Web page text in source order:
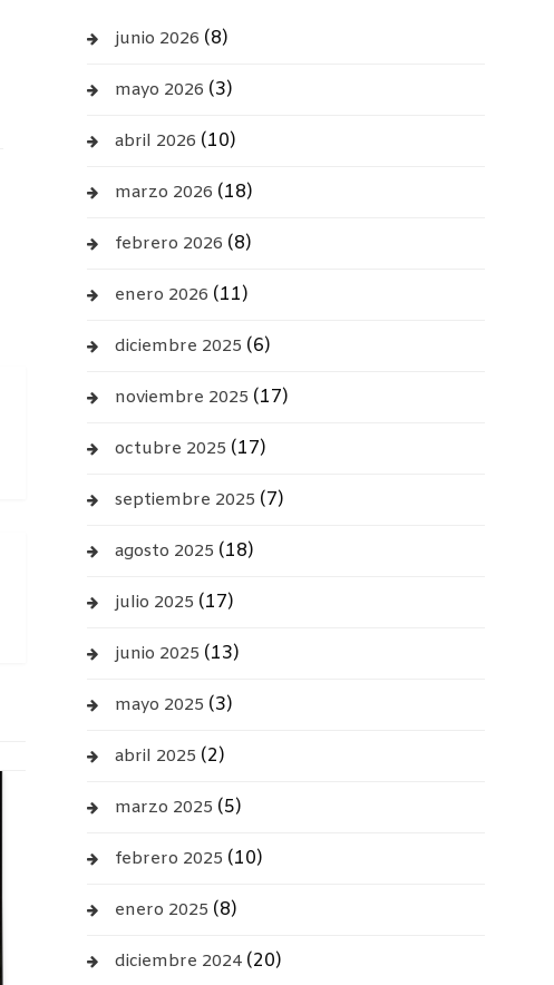
junio 2026 (8)
mayo 2026 (3)
abril 2026 (10)
marzo 2026 (18)
febrero 2026 (8)
enero 2026 (11)
diciembre 2025 (6)
noviembre 2025 (17)
octubre 2025 (17)
septiembre 2025 (7)
agosto 2025 (18)
julio 2025 (17)
junio 2025 (13)
mayo 2025 (3)
abril 2025 (2)
marzo 2025 (5)
febrero 2025 (10)
enero 2025 (8)
diciembre 2024 (20)